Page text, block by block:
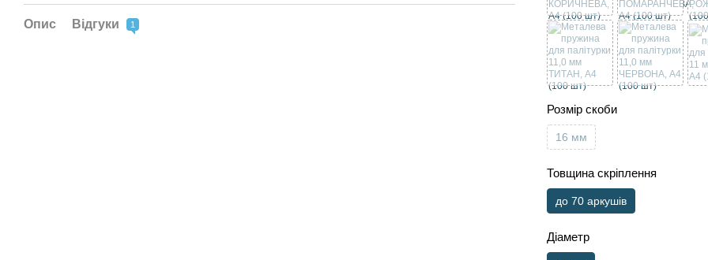
Опис Відгуки 1
Розмір скоби
16 мм
Товщина скріплення
до 70 аркушів
Діаметр